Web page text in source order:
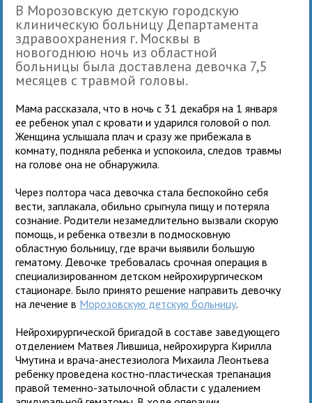
В Морозовскую детскую городскую
клиническую больницу Департамента
здравоохранения г. Москвы в
новогоднюю ночь из областной
больницы была доставлена девочка 7,5
месяцев с травмой головы.
Мама рассказала, что в ночь с 31 декабря на 1 января
ее ребенок упал с кровати и ударился головой о пол.
Женщина услышала плач и сразу же прибежала в
комнату, подняла ребенка и успокоила, следов травмы
на голове она не обнаружила.
Через полтора часа девочка стала беспокойно себя
вести, заплакала, обильно срыгнула пищу и потеряла
сознание. Родители незамедлительно вызвали скорую
помощь, и ребенка отвезли в подмосковную
областную больницу, где врачи выявили большую
гематому. Девочке требовалась срочная операция в
специализированном детском нейрохирургическом
стационаре. Было принято решение направить девочку
на лечение в Морозовскую детскую больницу.
Нейрохирургической бригадой в составе заведующего
отделением Матвея Лившица, нейрохирурга Кирилла
Чмутина и врача-анестезиолога Михаила Леонтьева
ребенку проведена костно-пластическая трепанация
правой теменно-затылочной области с удалением